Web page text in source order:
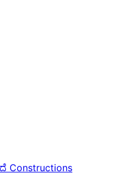
Constructions